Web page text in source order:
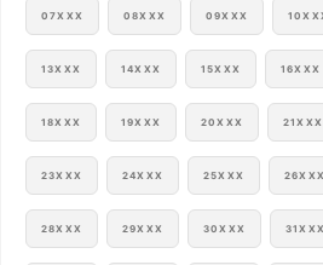
07XXX 08XXX 09XXX
13XXX 14XXX 15XXX 16XXX
18XXX 19XXX 20XXX 21XXX
23XXX 24XXX 25XXX 26XXX
28XXX 29XXX 30XXX 31XXX